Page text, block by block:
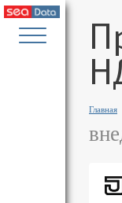
Главная